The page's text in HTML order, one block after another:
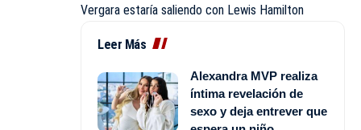
Vergara estaría saliendo con Lewis Hamilton
Leer Más
Alexandra MVP realiza
íntima revelación de
sexo y deja entrever que